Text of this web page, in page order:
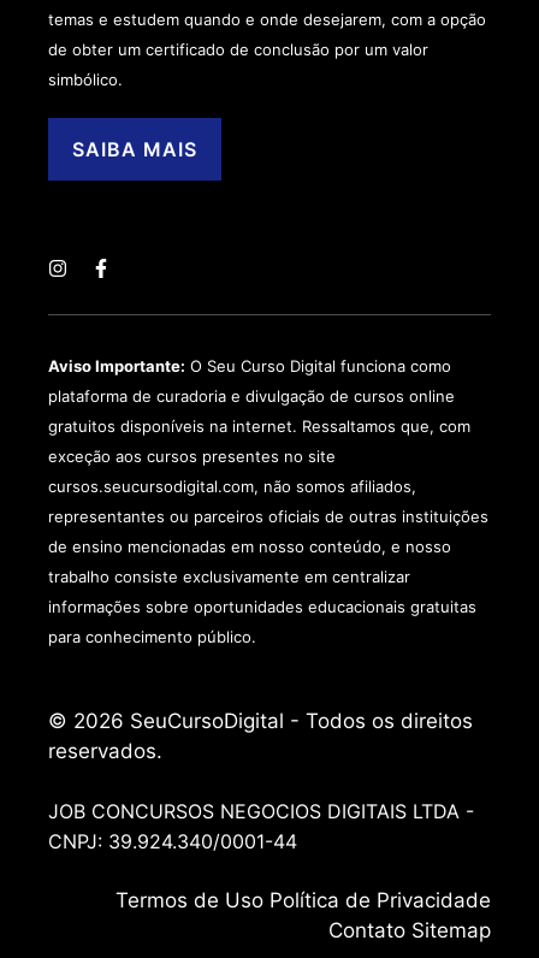
temas e estudem quando e onde desejarem, com a opção
de obter um certificado de conclusão por um valor
simbólico.
SAIBA MAIS
Aviso Importante: O Seu Curso Digital funciona como
plataforma de curadoria e divulgação de cursos online
gratuitos disponíveis na internet. Ressaltamos que, com
exceção aos cursos presentes no site
cursos.seucursodigital.com, não somos afiliados,
representantes ou parceiros oficiais de outras instituições
de ensino mencionadas em nosso conteúdo, e nosso
trabalho consiste exclusivamente em centralizar
informações sobre oportunidades educacionais gratuitas
para conhecimento público.
© 2026 SeuCursoDigital - Todos os direitos
reservados.
JOB CONCURSOS NEGOCIOS DIGITAIS LTDA -
CNPJ: 39.924.340/0001-44
Termos de Uso Política de Privacidade
Contato Sitemap